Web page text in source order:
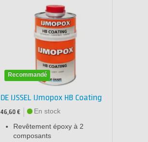
Recommandé
DE IJSSEL IJmopox HB Coating
46,60 €
En stock
Revêtement époxy à 2
composants